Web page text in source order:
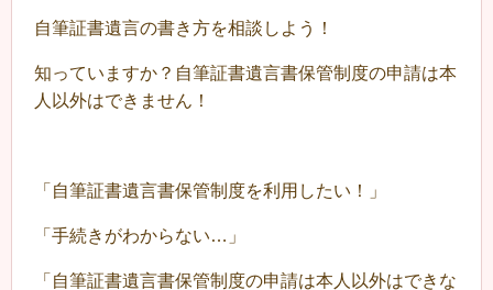
自筆証書遺言の書き方を相談しよう！
知っていますか？自筆証書遺言書保管制度の申請は本
人以外はできません！
「自筆証書遺言書保管制度を利用したい！」
「手続きがわからない…」
「自筆証書遺言書保管制度の申請は本人以外はできな